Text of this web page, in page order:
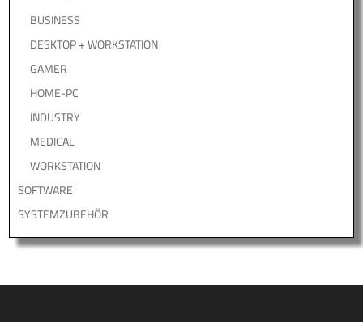
BUSINESS
DESKTOP + WORKSTATION
GAMER
HOME-PC
INDUSTRY
MEDICAL
WORKSTATION
SOFTWARE
SYSTEMZUBEHÖR